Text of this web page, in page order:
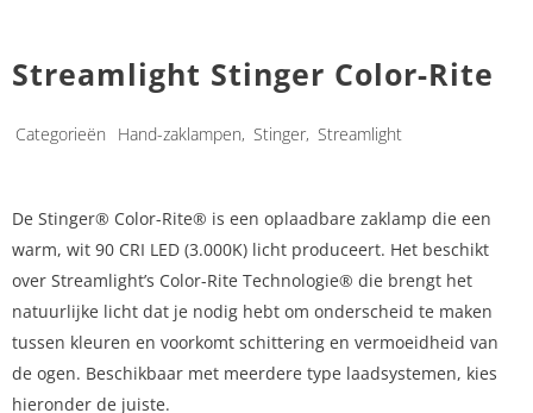
Streamlight Stinger Color-Rite
Categorieën Hand-zaklampen, Stinger, Streamlight
De Stinger® Color-Rite® is een oplaadbare zaklamp die een
warm, wit 90 CRI LED (3.000K) licht produceert. Het beschikt
over Streamlight’s Color-Rite Technologie® die brengt het
natuurlijke licht dat je nodig hebt om onderscheid te maken
tussen kleuren en voorkomt schittering en vermoeidheid van
de ogen. Beschikbaar met meerdere type laadsystemen, kies
hieronder de juiste.